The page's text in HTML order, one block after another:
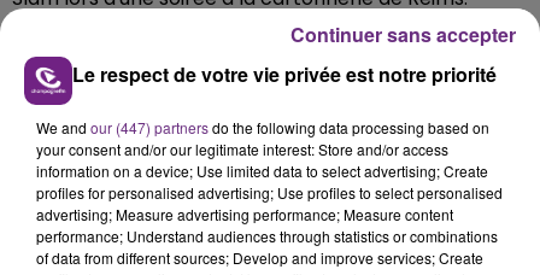
Les 3 agresseurs présumés du jeune homme ont été
mis en examen pour meurtre et placés en détention
provisoire.
FIL D'ACTUS
Le respect de votre vie privée est notre priorité
We and our (447) partnersdo the following data processing based on
your consent and/or our legitimate interest: Store and/or access
information on a device; Use limited data to select advertising; Create
profiles for personalised advertising; Use profiles to select personalised
advertising; Measure advertising performance; Measure content
performance; Understand audiences through statistics or combinations
of data from different sources; Develop and improve services; Create
Continuer sans accepter